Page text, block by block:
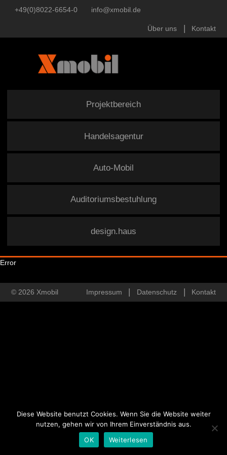
+49(0)8022-6654-0 info@xmobil.de
Über uns Kontakt
Projektbereich
Handelsagentur
Auto-Mobil
Auditoriumsbestuhlung
design.haus
Error
© 2026 Xmobil Impressum Datenschutz Kontakt
Diese Website benutzt Cookies. Wenn Sie die Website weiter
nutzen, gehen wir von Ihrem Einverständnis aus.
OK
Weiterlesen